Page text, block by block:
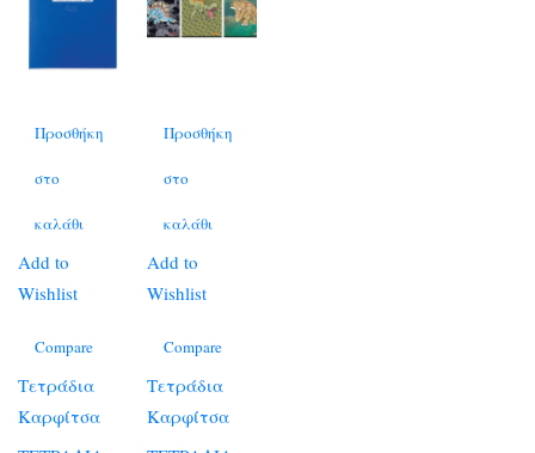
Προσθήκη
στο
καλάθι
Add to
Wishlist
Compare
Τετράδια
Καρφίτσα
Προσθήκη
στο
καλάθι
Add to
Wishlist
Compare
Τετράδια
Καρφίτσα